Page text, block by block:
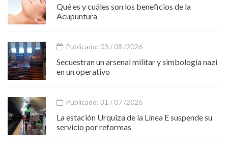
Qué es y cuáles son los beneficios de la
Acupuntura
Publicado: 03 / 08 /2026
Secuestran un arsenal militar y simbología nazi
en un operativo
Publicado: 31 / 07 /2026
La estación Urquiza de la Línea E suspende su
servicio por reformas